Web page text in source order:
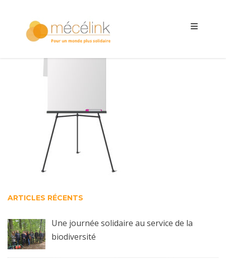
ARTICLES RÉCENTS
Une journée solidaire au service de la
biodiversité